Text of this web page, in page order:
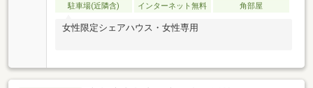
駐車場(近隣含)
インターネット無料 角部屋
女性限定シェアハウス・女性専用